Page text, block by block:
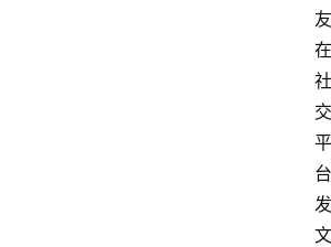
友
在
社
交
平
台
发
文